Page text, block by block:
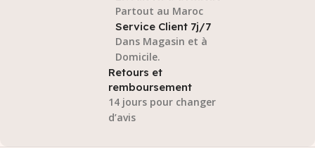
Partout au Maroc
Service Client 7j/7
Dans Magasin et à
Domicile.
Retours et
remboursement
14 jours pour changer
d’avis